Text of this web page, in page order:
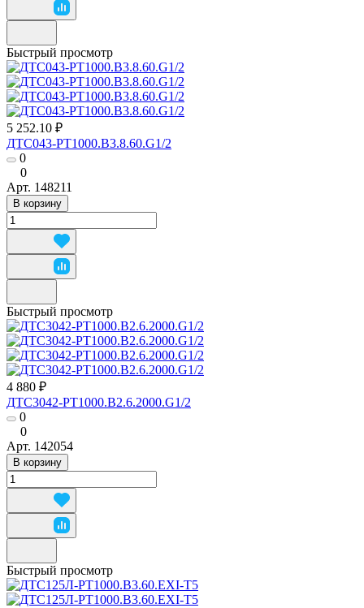
Быстрый просмотр
5 252.10 ₽
ДТС043-РТ1000.В3.8.60.G1/2
0
0
Арт. 148211
В корзину
Быстрый просмотр
4 880 ₽
ДТС3042-РТ1000.В2.6.2000.G1/2
0
0
Арт. 142054
В корзину
Быстрый просмотр